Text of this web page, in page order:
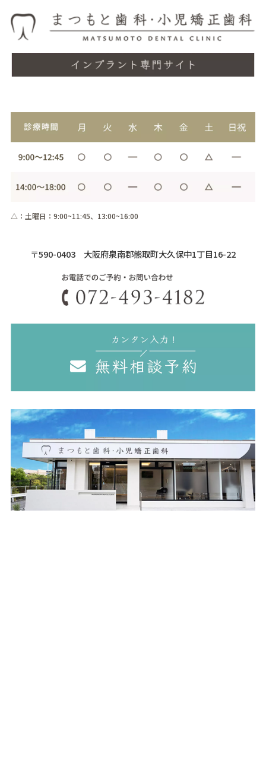
△：土曜日：9:00~11:45、13:00~16:00
〒590-0403 大阪府泉南郡熊取町大久保中1丁目16-22